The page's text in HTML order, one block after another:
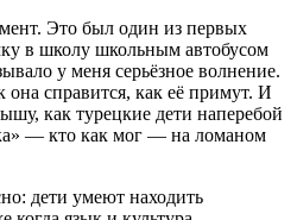
Это был один из первых
в школу школьным автобусом
у меня серьёзное волнение.
она справится, как её примут. И
как турецкие дети наперебой
— кто как мог — на ломаном
дети умеют находить